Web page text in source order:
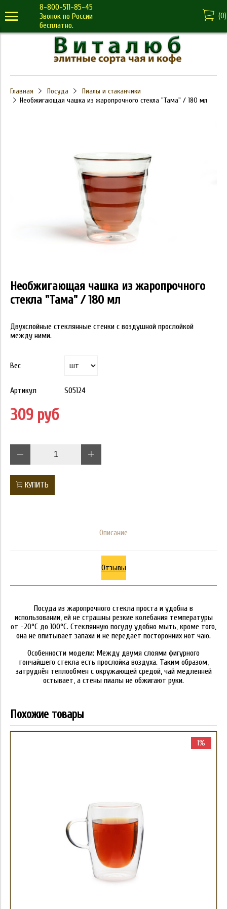
8-800-511-85-45
Звонок по России
бесплатно.
(0)
Главная Посуда
Пиалы и стаканчики
Необжигающая чашка из жаропрочного стекла "Тама" / 180 мл
Необжигающая чашка из жаропрочного
стекла "Тама" / 180 мл
Двухслойные стеклянные стенки с воздушной прослойкой
между ними.
Вес
Артикул S05124
309 руб
КУПИТЬ
Описание
Отзывы
Посуда из жаропрочного стекла проста и удобна в
использовании, ей не страшны резкие колебания температуры
от -20°C до 100°C. Стеклянную посуду удобно мыть, кроме того,
она не впитывает запахи и не передает посторонних нот чаю.
Особенности модели: Между двумя слоями фигурного
тончайшего стекла есть прослойка воздуха. Таким образом,
затруднён теплообмен с окружающей средой, чай медленней
остывает, а стены пиалы не обжигают руки.
Похожие товары
1%